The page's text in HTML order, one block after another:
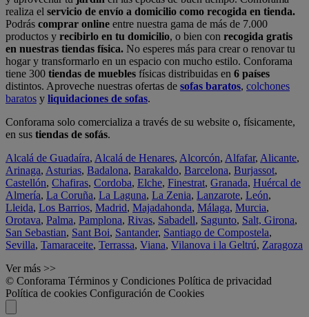
realiza el servicio de envío a domicilio como recogida en tienda.
Podrás comprar online entre nuestra gama de más de 7.000
productos y recibirlo en tu domicilio, o bien con recogida gratis
en nuestras tiendas física. No esperes más para crear o renovar tu
hogar y transformarlo en un espacio con mucho estilo. Conforama
tiene 300 tiendas de muebles físicas distribuidas en 6 países
distintos. Aproveche nuestras ofertas de sofas baratos, colchones
baratos y liquidaciones de sofas.
Conforama solo comercializa a través de su website o, físicamente,
en sus tiendas de sofás.
Alcalá de Guadaíra, Alcalá de Henares, Alcorcón, Alfafar, Alicante,
Arinaga, Asturias, Badalona, Barakaldo, Barcelona, Burjassot,
Castellón, Chafiras, Cordoba, Elche, Finestrat, Granada, Huércal de
Almería, La Coruña, La Laguna, La Zenia, Lanzarote, León,
Lleida, Los Barrios, Madrid, Majadahonda, Málaga, Murcia,
Orotava, Palma, Pamplona, Rivas, Sabadell, Sagunto, Salt, Girona,
San Sebastian, Sant Boi, Santander, Santiago de Compostela,
Sevilla, Tamaraceite, Terrassa, Viana, Vilanova i la Geltrú, Zaragoza
Ver más >>
© Conforama Términos y Condiciones Política de privacidad
Política de cookies Configuración de Cookies